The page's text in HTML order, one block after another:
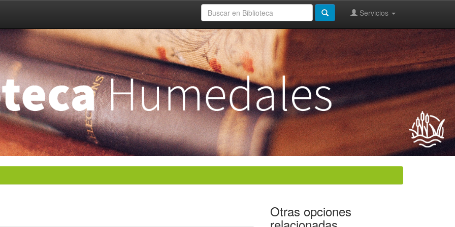
Servicios
Otras opciones